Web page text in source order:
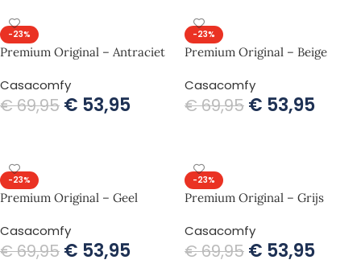
-23%
Premium Original – Antraciet
Casacomfy
€69,95 € 53,95
-23%
Premium Original – Beige
Casacomfy
€69,95 € 53,95
-23%
Premium Original – Geel
Casacomfy
€69,95 € 53,95
-23%
Premium Original – Grijs
Casacomfy
€69,95 € 53,95